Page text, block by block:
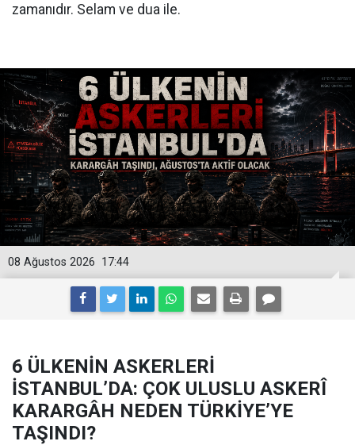
zamanıdır. Selam ve dua ile.
17:44
08 Ağustos 2026
6 ÜLKENİN ASKERLERİ
İSTANBUL’DA: ÇOK ULUSLU ASKERÎ
KARARGÂH NEDEN TÜRKİYE’YE
TAŞINDI?